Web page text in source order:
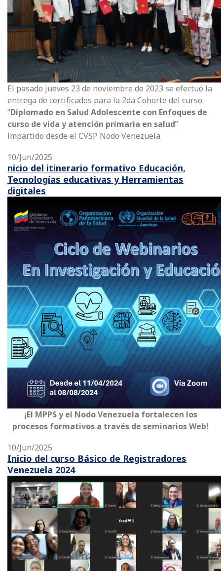
El pasado jueves 23 de noviembre de 2023 se efectuó la
entrega de certificados para la 2da Cohorte del curso
“Diplomado en Salud Adolescente con Enfoques de
curso de vida y atención primaria en salud”
impartido desde el CVSP Nodo Venezuela.
10/Jun/2025
nicio del itinerario formativo Educación,
Tecnologías educativas y Herramientas
digitales
¡El MPPS y el Nodo Venezuela fortalecen los
procesos formativos a través de seminarios Web!
10/Jun/2025
Inicio del curso Básico de Registradores
Venezuela 2024